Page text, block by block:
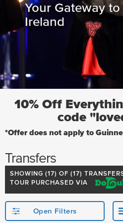
Your Gateway
Ireland
10% Off
code
*Offer does not apply to
Transfers
SHOWING (17) OF (17)
TOUR PURCHASED VIA
Open Filters